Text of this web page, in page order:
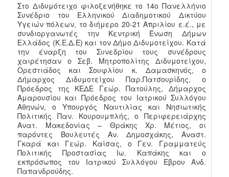
Στο Διδυμότειχο φιλοξενήθηκε το 14ο Πανελλήνιο
Συνέδριο του Ελληνικού Διαδημοτικού Δικτύου
Υγειών πόλεων, το διήμερο 20-21 Απριλίου ε.έ., με
συνδιοργανωτές την Κεντρική Ένωση Δήμων
Ελλάδος (Κ.Ε.Δ.Ε) και τον Δήμο Διδυμοτείχου. Κατά
την έναρξη του Συνεδρίου τους συνέδρους
χαιρέτησαν ο Σεβ. Μητροπολίτης Διδυμοτείχου,
Ορεστιάδος και Σουφλίου κ. Δαμασκηνός, ο
Δήμαρχος Διδυμοτείχου Παρ.Πατσουρίδης, ο
Πρόεδρος της ΚΕΔΕ Γεώρ. Πατούλης, Δήμαρχος
Αμαρουσίου και Πρόεδρος του Ιατρικού Συλλόγου
Αθηνών, ο Υπουργός Ναυτιλίας και Νησιωτικής
Πολιτικής Παν. Κουρουμπλής, ο Περιφερειάρχης
Ανατ. Μακεδονίας – Θράκης Χρ. Μέτιος, οι
παρόντες Βουλευτές Αν. Δημοσχάκης, Αναστ.
Γκαρά και Γεώρ. Καίσας, ο Γεν. Γραμματεύς
Πολιτικής Προστασίας Ιω. Καπάκης και ο
εκπρόσωπος του Ιατρικού Συλλόγου Έβρου Ανδ.
Παπανδρούδης.